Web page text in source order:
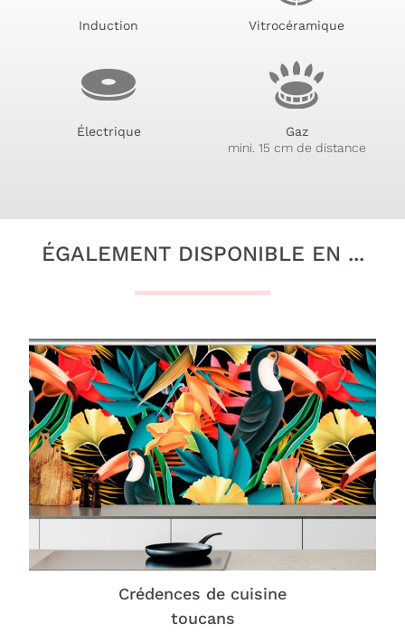
Induction Vitrocéramique
Électrique
Gaz
mini. 15 cm de distance
ÉGALEMENT DISPONIBLE EN ...
Crédences de cuisine
toucans